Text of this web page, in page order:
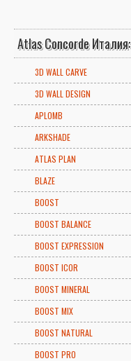
Atlas Concorde Италия:
3D WALL CARVE
3D WALL DESIGN
APLOMB
ARKSHADE
ATLAS PLAN
BLAZE
BOOST
BOOST BALANCE
BOOST EXPRESSION
BOOST ICOR
BOOST MINERAL
BOOST MIX
BOOST NATURAL
BOOST PRO